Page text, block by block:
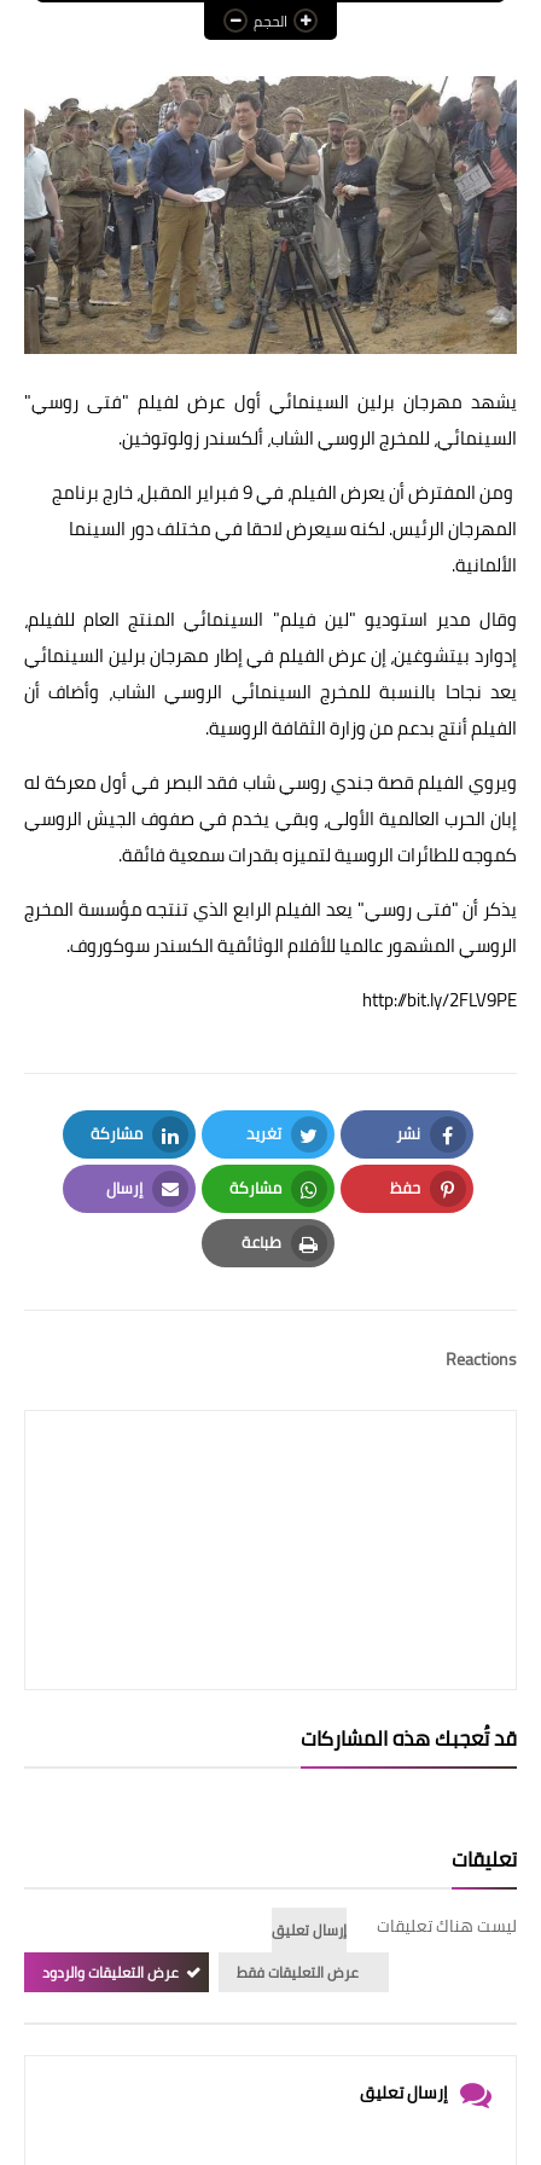
عالم المرأة
فن وثقافة
أخبار مصر
أخبار عربية
أخبار النجوم
أخبار العالم
الحجم
يشهد مهرجان برلين السينمائي أول عرض لفيلم "فتى روسي"
السينمائي، للمخرج الروسي الشاب، ألكسندر زولوتوخين.
ومن المفترض أن يعرض الفيلم، في 9 فبراير المقبل، خارج برنامج
المهرجان الرئيس. لكنه سيعرض لاحقا في مختلف دور السينما
الألمانية.
وقال مدير استوديو "لين فيلم" السينمائي المنتج العام للفيلم،
إدوارد بيتشوغين، إن عرض الفيلم في إطار مهرجان برلين السينمائي
يعد نجاحا بالنسبة للمخرج السينمائي الروسي الشاب، وأضاف أن
الفيلم أنتج بدعم من وزارة الثقافة الروسية.
ويروي الفيلم قصة جندي روسي شاب فقد البصر في أول معركة له
إبان الحرب العالمية الأولى، وبقي يخدم في صفوف الجيش الروسي
كموجه للطائرات الروسية لتميزه بقدرات سمعية فائقة.
يذكر أن "فتى روسي" يعد الفيلم الرابع الذي تنتجه مؤسسة المخرج
الروسي المشهور عالميا للأفلام الوثائقية الكسندر سوكوروف.
http://bit.ly/2FLV9PE
نشر
Facebook
تغريد
Twitter
مشاركة
LinkedIn
حفظ
Pinterest
مشاركة
Whatsapp
إرسال
Email
طباعة
Print
Reactions
قد تُعجبك هذه المشاركات
تعليقات
ليست هناك تعليقات
إرسال تعليق
عرض التعليقات فقط
عرض التعليقات والردود
إرسال تعليق